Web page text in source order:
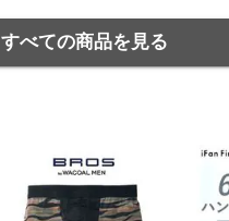
すべての商品を見る